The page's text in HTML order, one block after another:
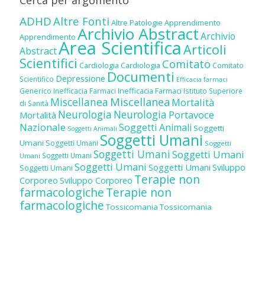
ADHDAltre Fonti Altre Patologie Apprendimento
Apprendimento Archivio AbstractArchivio
AbstractArea ScientificaArticoli
Scientifici Cardiologia Cardiologia Comitato Comitato
Scientifico Depressione Documenti Efficacia farmaci
Generico Inefficacia Farmaci Inefficacia Farmaci Istituto Superiore
di Sanità Miscellanea Miscellanea Mortalità
Mortalità Neurologia Neurologia Portavoce
Nazionale Soggetti Animali Soggetti Animali Soggetti
Umani Soggetti Umani Soggetti Umani Soggetti
Umani Soggetti Umani Soggetti UmaniSoggetti Umani
Soggetti Umani Soggetti Umani Soggetti Umani Sviluppo
Corporeo Sviluppo Corporeo Terapie non
farmacologicheTerapie non
farmacologiche Tossicomania Tossicomania